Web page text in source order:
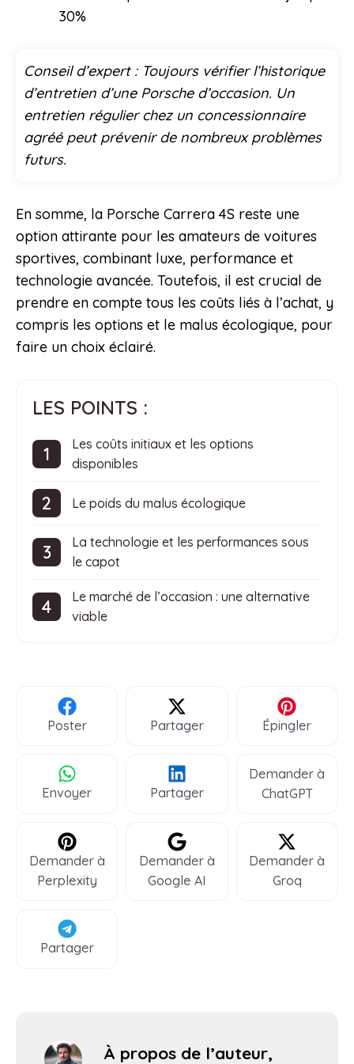
30%
Conseil d’expert : Toujours vérifier l’historique
d’entretien d’une Porsche d’occasion. Un
entretien régulier chez un concessionnaire
agréé peut prévenir de nombreux problèmes
futurs.
En somme, la Porsche Carrera 4S reste une
option attirante pour les amateurs de voitures
sportives, combinant luxe, performance et
technologie avancée. Toutefois, il est crucial de
prendre en compte tous les coûts liés à l’achat, y
compris les options et le malus écologique, pour
faire un choix éclairé.
LES POINTS :
Les coûts initiaux et les options
disponibles
Le poids du malus écologique
La technologie et les performances sous
le capot
Le marché de l’occasion : une alternative
viable
Poster Partager Épingler
Envoyer Partager
Demander à
ChatGPT
Demander à
Perplexity
Demander à
Google AI
Demander à
Groq
Partager
À propos de l’auteur,